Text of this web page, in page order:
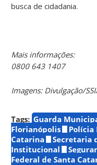
busca de cidadania.
Mais informações:
0800 643 1407
Imagens: Divulgação/
Tags: Guarda
Florianópolis
Polícia
Catarina
Secretaria
Institucional
Federal de Santa